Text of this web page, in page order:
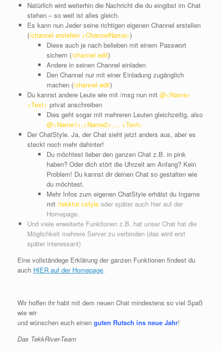
Natürlich wird weiterhin die Nachricht die du eingibst im Chat
stehen – so weit ist alles gleich.
Es kann nun Jeder seine richtigen eigenen Channel erstellen
(/channel erstellen <ChannelName>)
Diese auch je nach belieben mit einem Passwort
sichern (/channel edit)
Andere in seinen Channel einladen
Den Channel nur mit einer Einladung zugänglich
machen (/channel edit)
Du kannst andere Leute wie mit /msg nun mit @<Name>
<Text> privat anschreiben
Dies geht sogar mit mehreren Leuten gleichzeitig, also
@<Name1>,<Name2>,… <Text>
Der ChatStyle. Ja, der Chat sieht jetzt anders aus, aber es
steckt noch mehr dahinter!
Du möchtest lieber den ganzen Chat z.B. in pink
haben? Oder dich stört die Uhrzeit am Anfang? Kein
Problem! Du kannst dir deinen Chat so gestalten wie
du möchtest.
Mehr Infos zum eigenen ChatStyle erhälst du Ingame
mit /tekktut cstyle oder später auch hier auf der
Homepage.
Und viele erweiterte Funktionen z.B. hat unser Chat hat die
Möglichkeit mehrere Server zu verbinden (das wird erst
später interessant)
Eine vollständege Erklärung der ganzen Funktionen findest du
auch HIER auf der Homepage.
Wir hoffen ihr habt mit dem neuen Chat mindestens so viel Spaß
wie wir
und wünschen euch einen guten Rutsch ins neue Jahr!
Das TekkRiver-Team